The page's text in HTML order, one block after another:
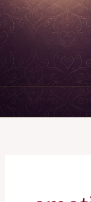
跳
至
主
要
內